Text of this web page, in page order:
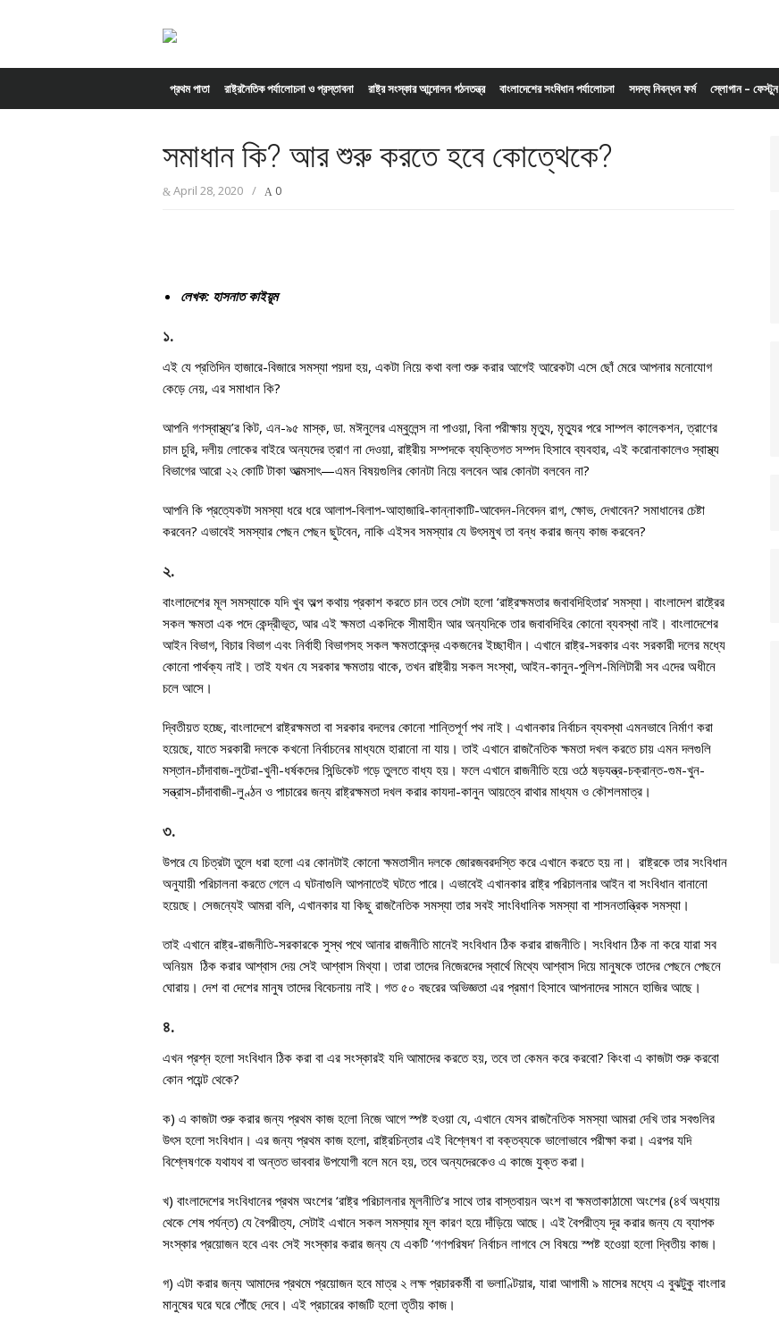
প্রথম পাতা রাষ্ট্রনৈতিক পর্যালোচনা ও প্রস্তাবনা রাষ্ট্র সংস্কার আন্দোলন গঠনতন্ত্র বাংলাদেশের সংবিধান পর্যালোচনা সদস্য নিবন্ধন ফর্ম স্লোগান – ফেস্টুন
সমাধান কি? আর শুরু করতে হবে কোত্থেকে?
April 28, 2020 / 0
লেখক: হাসনাত কাইয়ূম
১.
এই যে প্রতিদিন হাজারে-বিজারে সমস্যা পয়দা হয়, একটা নিয়ে কথা বলা শুরু করার আগেই আরেকটা এসে ছোঁ মেরে আপনার মনোযোগ
কেড়ে নেয়, এর সমাধান কি?
আপনি গণস্বাস্থ্য’র কিট, এন-৯৫ মাস্ক, ডা. মঈনুলের এম্বুলেন্স না পাওয়া, বিনা পরীক্ষায় মৃত্যু, মৃত্যুর পরে সাম্পল কালেকশন, ত্রাণের
চাল চুরি, দলীয় লোকের বাইরে অন্যদের ত্রাণ না দেওয়া, রাষ্ট্রীয় সম্পদকে ব্যক্তিগত সম্পদ হিসাবে ব্যবহার, এই করোনাকালেও স্বাস্থ্য
বিভাগের আরো ২২ কোটি টাকা আত্মসাৎ—এমন বিষয়গুলির কোনটা নিয়ে বলবেন আর কোনটা বলবেন না?
আপনি কি প্রত্যেকটা সমস্যা ধরে ধরে আলাপ-বিলাপ-আহাজারি-কান্নাকাটি-আবেদন-নিবেদন রাগ, ক্ষোভ, দেখাবেন? সমাধানের চেষ্টা
করবেন? এভাবেই সমস্যার পেছন পেছন ছুটবেন, নাকি এইসব সমস্যার যে উৎসমুখ তা বন্ধ করার জন্য কাজ করবেন?
২.
বাংলাদেশের মূল সমস্যাকে যদি খুব অল্প কথায় প্রকাশ করতে চান তবে সেটা হলো ‘রাষ্ট্রক্ষমতার জবাবদিহিতার’ সমস্যা। বাংলাদেশ রাষ্ট্রের
সকল ক্ষমতা এক পদে কেন্দ্রীভূত, আর এই ক্ষমতা একদিকে সীমাহীন আর অন্যদিকে তার জবাবদিহির কোনো ব্যবস্থা নাই। বাংলাদেশের
আইন বিভাগ, বিচার বিভাগ এবং নির্বাহী বিভাগসহ সকল ক্ষমতাকেন্দ্র একজনের ইচ্ছাধীন। এখানে রাষ্ট্র-সরকার এবং সরকারী দলের মধ্যে
কোনো পার্থক্য নাই। তাই যখন যে সরকার ক্ষমতায় থাকে, তখন রাষ্ট্রীয় সকল সংস্থা, আইন-কানুন-পুলিশ-মিলিটারী সব এদের অধীনে
চলে আসে।
দ্বিতীয়ত হচ্ছে, বাংলাদেশে রাষ্ট্রক্ষমতা বা সরকার বদলের কোনো শান্তিপূর্ণ পথ নাই। এখানকার নির্বাচন ব্যবস্থা এমনভাবে নির্মাণ করা
হয়েছে, যাতে সরকারী দলকে কখনো নির্বাচনের মাধ্যমে হারানো না যায়। তাই এখানে রাজনৈতিক ক্ষমতা দখল করতে চায় এমন দলগুলি
মস্তান-চাঁদাবাজ-লুটেরা-খুনী-ধর্ষকদের সিন্ডিকেট গড়ে তুলতে বাধ্য হয়। ফলে এখানে রাজনীতি হয়ে ওঠে ষড়যন্ত্র-চক্রান্ত-গুম-খুন-
সন্ত্রাস-চাঁদাবাজী-লুণ্ঠন ও পাচারের জন্য রাষ্ট্রক্ষমতা দখল করার কাযদা-কানুন আয়ত্বে রাথার মাধ্যম ও কৌশলমাত্র।
৩.
উপরে যে চিত্রটা তুলে ধরা হলো এর কোনটাই কোনো ক্ষমতাসীন দলকে জোরজবরদস্তি করে এখানে করতে হয় না। রাষ্ট্রকে তার সংবিধান
অনুযায়ী পরিচালনা করতে গেলে এ ঘটনাগুলি আপনাতেই ঘটতে পারে। এভাবেই এখানকার রাষ্ট্র পরিচালনার আইন বা সংবিধান বানানো
হয়েছে। সেজন্যেই আমরা বলি, এখানকার যা কিছু রাজনৈতিক সমস্যা তার সবই সাংবিধানিক সমস্যা বা শাসনতান্ত্রিক সমস্যা।
তাই এখানে রাষ্ট্র-রাজনীতি-সরকারকে সুস্থ পথে আনার রাজনীতি মানেই সংবিধান ঠিক করার রাজনীতি। সংবিধান ঠিক না করে যারা সব
অনিয়ম ঠিক করার আশ্বাস দেয় সেই আশ্বাস মিথ্যা। তারা তাদের নিজেরদের স্বার্থে মিথ্যে আশ্বাস দিয়ে মানুষকে তাদের পেছনে পেছনে
ঘোরায়। দেশ বা দেশের মানুষ তাদের বিবেচনায় নাই। গত ৫০ বছরের অভিজ্ঞতা এর প্রমাণ হিসাবে আপনাদের সামনে হাজির আছে।
৪.
এখন প্রশ্ন হলো সংবিধান ঠিক করা বা এর সংস্কারই যদি আমাদের করতে হয়, তবে তা কেমন করে করবো? কিংবা এ কাজটা শুরু করবো
কোন পয়েন্ট থেকে?
ক) এ কাজটা শুরু করার জন্য প্রথম কাজ হলো নিজে আগে স্পষ্ট হওয়া যে, এখানে যেসব রাজনৈতিক সমস্যা আমরা দেখি তার সবগুলির
উৎস হলো সংবিধান। এর জন্য প্রথম কাজ হলো, রাষ্ট্রচিন্তার এই বিশ্লেষণ বা বক্তব্যকে ভালোভাবে পরীক্ষা করা। এরপর যদি
বিশ্লেষণকে যথাযথ বা অন্তত ভাববার উপযোগী বলে মনে হয়, তবে অন্যদেরকেও এ কাজে যুক্ত করা।
খ) বাংলাদেশের সংবিধানের প্রথম অংশের ‘রাষ্ট্র পরিচালনার মূলনীতি’র সাথে তার বাস্তবায়ন অংশ বা ক্ষমতাকাঠামো অংশের (৪র্থ অধ্যায়
থেকে শেষ পর্যন্ত) যে বৈপরীত্য, সেটাই এখানে সকল সমস্যার মূল কারণ হয়ে দাঁড়িয়ে আছে। এই বৈপরীত্য দূর করার জন্য যে ব্যাপক
সংস্কার প্রয়োজন হবে এবং সেই সংস্কার করার জন্য যে একটি ‘গণপরিষদ’ নির্বাচন লাগবে সে বিষয়ে স্পষ্ট হওেয়া হলো দ্বিতীয় কাজ।
গ) এটা করার জন্য আমাদের প্রথমে প্রয়োজন হবে মাত্র ২ লক্ষ প্রচারকর্মী বা ভলাণ্টিয়ার, যারা আগামী ৯ মাসের মধ্যে এ বুঝটুকু বাংলার
মানুষের ঘরে ঘরে পৌঁছে দেবে। এই প্রচারের কাজটি হলো তৃতীয় কাজ।